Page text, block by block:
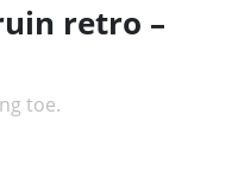
retro –
toe.